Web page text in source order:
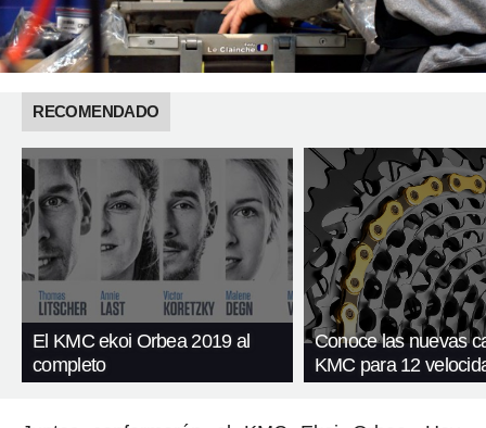
RECOMENDADO
El KMC ekoi Orbea 2019 al
completo
Conoce las nuevas
KMC para 12